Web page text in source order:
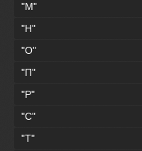
"М"
"Н"
"О"
"П"
"Р"
"С"
"Т"